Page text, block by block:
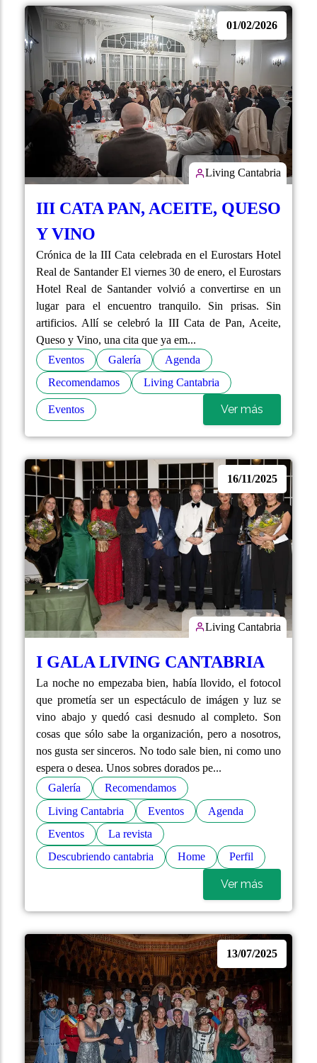
01/02/2026
Living Cantabria
III CATA PAN, ACEITE, QUESO
Y VINO
Crónica de la III Cata celebrada en el Eurostars Hotel
Real de Santander El viernes 30 de enero, el Eurostars
Hotel Real de Santander volvió a convertirse en un
lugar para el encuentro tranquilo. Sin prisas. Sin
artificios. Allí se celebró la III Cata de Pan, Aceite,
Queso y Vino, una cita que ya em...
Eventos
Galería
Agenda
Recomendamos
Living Cantabria
Eventos Ver más
16/11/2025
Living Cantabria
I GALA LIVING CANTABRIA
La noche no empezaba bien, había llovido, el fotocol
que prometía ser un espectáculo de imágen y luz se
vino abajo y quedó casi desnudo al completo. Son
cosas que sólo sabe la organización, pero a nosotros,
nos gusta ser sinceros. No todo sale bien, ni como uno
espera o desea. Unos sobres dorados pe...
Galería
Recomendamos
Living Cantabria
Eventos
Agenda
Eventos
La revista
Descubriendo cantabria
Home Perfil
Ver más
13/07/2025